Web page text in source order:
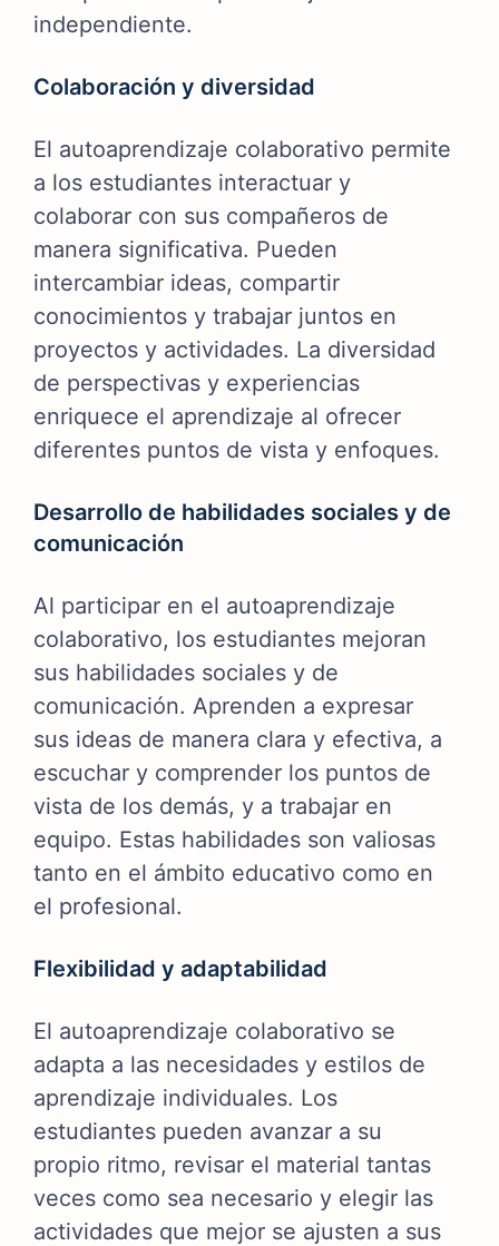
independiente.
Colaboración y diversidad
El autoaprendizaje colaborativo permite
a los estudiantes interactuar y
colaborar con sus compañeros de
manera significativa. Pueden
intercambiar ideas, compartir
conocimientos y trabajar juntos en
proyectos y actividades. La diversidad
de perspectivas y experiencias
enriquece el aprendizaje al ofrecer
diferentes puntos de vista y enfoques.
Desarrollo de habilidades sociales y de
comunicación
Al participar en el autoaprendizaje
colaborativo, los estudiantes mejoran
sus habilidades sociales y de
comunicación. Aprenden a expresar
sus ideas de manera clara y efectiva, a
escuchar y comprender los puntos de
vista de los demás, y a trabajar en
equipo. Estas habilidades son valiosas
tanto en el ámbito educativo como en
el profesional.
Flexibilidad y adaptabilidad
El autoaprendizaje colaborativo se
adapta a las necesidades y estilos de
aprendizaje individuales. Los
estudiantes pueden avanzar a su
propio ritmo, revisar el material tantas
veces como sea necesario y elegir las
actividades que mejor se ajusten a sus